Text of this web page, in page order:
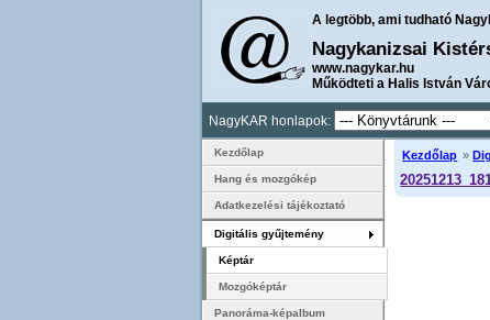
A legtöbb, ami tudható
Nagykanizsai
www.nagykar.hu
Működteti a Halis István
NagyKAR honlapok:
Kezdőlap »
Kezdőlap
Hang és mozgókép
Adatkezelési tájékoztató
Digitális gyűjtemény
Képtár
Mozgóképtár
Panoráma-képalbum